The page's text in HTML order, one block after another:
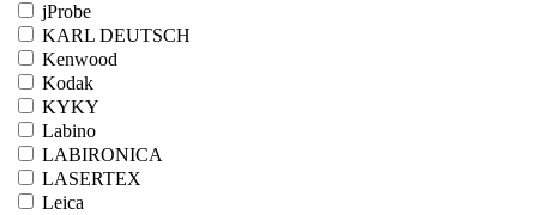
jProbe
KARL DEUTSCH
Kenwood
Kodak
KYKY
Labino
LABIRONICA
LASERTEX
Leica